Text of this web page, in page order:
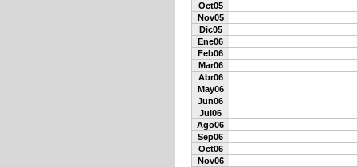
Oct05
Nov05
Dic05
Ene06
Feb06
Mar06
Abr06
May06
Jun06
Jul06
Ago06
Sep06
Oct06
Nov06